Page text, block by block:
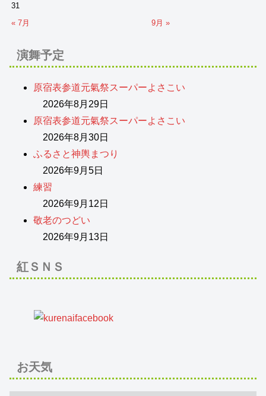
31
« 7月
9月 »
演舞予定
原宿表参道元氣祭スーパーよさこい
2026年8月29日
原宿表参道元氣祭スーパーよさこい
2026年8月30日
ふるさと神輿まつり
2026年9月5日
練習
2026年9月12日
敬老のつどい
2026年9月13日
紅ＳＮＳ
お天気